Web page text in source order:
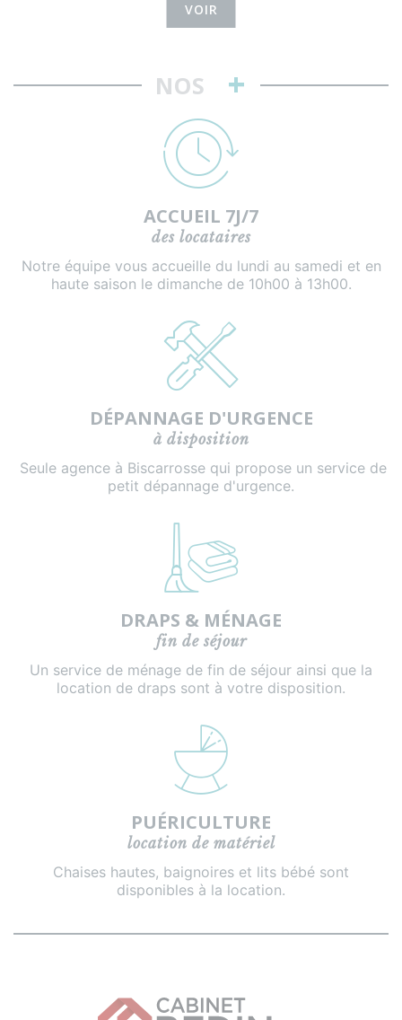
VOIR
NOS +
ACCUEIL 7J/7
des locataires
Notre équipe vous accueille du lundi au samedi et en
haute saison le dimanche de 10h00 à 13h00.
DÉPANNAGE D'URGENCE
à disposition
Seule agence à Biscarrosse qui propose un service de
petit dépannage d'urgence.
DRAPS & MÉNAGE
fin de séjour
Un service de ménage de fin de séjour ainsi que la
location de draps sont à votre disposition.
PUÉRICULTURE
location de matériel
Chaises hautes, baignoires et lits bébé sont
disponibles à la location.